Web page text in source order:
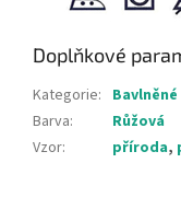
Doplňkové
Kategorie:
Barva:
Růžová
Vzor: příroda,